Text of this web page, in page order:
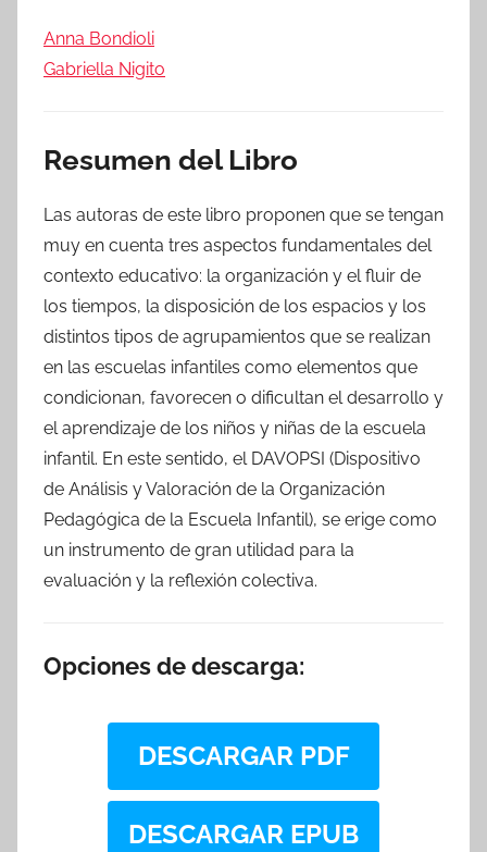
Anna Bondioli
Gabriella Nigito
Resumen del Libro
Las autoras de este libro proponen que se tengan
muy en cuenta tres aspectos fundamentales del
contexto educativo: la organización y el fluir de
los tiempos, la disposición de los espacios y los
distintos tipos de agrupamientos que se realizan
en las escuelas infantiles como elementos que
condicionan, favorecen o dificultan el desarrollo y
el aprendizaje de los niños y niñas de la escuela
infantil. En este sentido, el DAVOPSI (Dispositivo
de Análisis y Valoración de la Organización
Pedagógica de la Escuela Infantil), se erige como
un instrumento de gran utilidad para la
evaluación y la reflexión colectiva.
Opciones de descarga:
DESCARGAR PDF
DESCARGAR EPUB